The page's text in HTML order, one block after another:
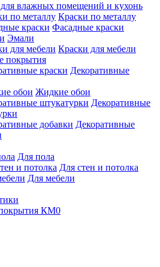
влажных помещений и кухонь
Краски по металлу
Фасадные краски
Эмали
Краски для мебели
покрытия
Декоративные
Жидкие обои
Декоративные
Декоративные
Для пола
Для стен и потолка
Для мебели
КМ0